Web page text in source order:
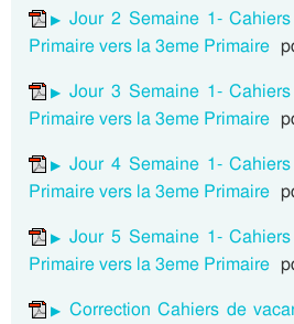
Jour 2 Semaine 1-
Primaire vers la 3eme Primaire
Jour 3 Semaine 1-
Primaire vers la 3eme Primaire
Jour 4 Semaine 1-
Primaire vers la 3eme Primaire
Jour 5 Semaine 1-
Primaire vers la 3eme Primaire
Correction Cahiers de